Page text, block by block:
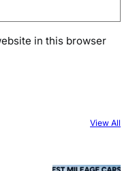
in this browser
View All